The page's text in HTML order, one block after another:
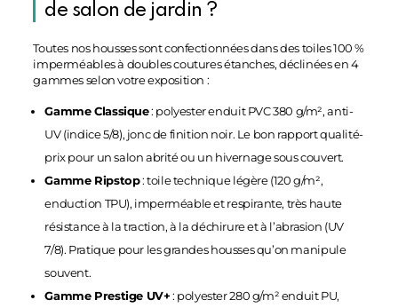
de salon de jardin ?
Toutes nos housses sont confectionnées dans des toiles 100 %
imperméables à doubles coutures étanches, déclinées en 4
gammes selon votre exposition :
Gamme Classique: polyester enduit PVC 380 g/m², anti-
UV (indice 5/8), jonc de finition noir. Le bon rapport qualité-
prix pour un salon abrité ou un hivernage sous couvert.
Gamme Ripstop: toile technique légère (120 g/m²,
enduction TPU), imperméable et respirante, très haute
résistance à la traction, à la déchirure et à l’abrasion (UV
7/8). Pratique pour les grandes housses qu’on manipule
souvent.
Gamme Prestige UV+: polyester 280 g/m² enduit PU,